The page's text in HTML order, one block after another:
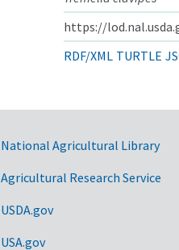
https://
RDF/XML TURTLE
National Agricultural Library
Agricultural Research Service
USDA.gov
USA.gov